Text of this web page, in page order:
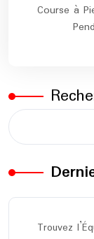
Course à
Trouvez